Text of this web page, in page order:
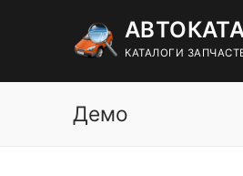
содержимому
КАТАЛОГИ
Демо